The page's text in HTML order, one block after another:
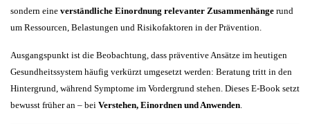
sondern eine verständliche Einordnung relevanter Zusammenhänge rund
um Ressourcen, Belastungen und Risikofaktoren in der Prävention.
Ausgangspunkt ist die Beobachtung, dass präventive Ansätze im heutigen
Gesundheitssystem häufig verkürzt umgesetzt werden: Beratung tritt in den
Hintergrund, während Symptome im Vordergrund stehen. Dieses E-Book setzt
bewusst früher an – bei Verstehen, Einordnen und Anwenden.